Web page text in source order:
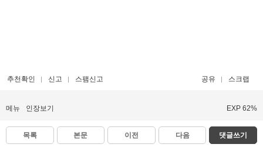
추천확인 신고 스팸신고 공유 스크랩
메뉴 인장보기 EXP 62%
목록 본문 이전 다음 댓글쓰기